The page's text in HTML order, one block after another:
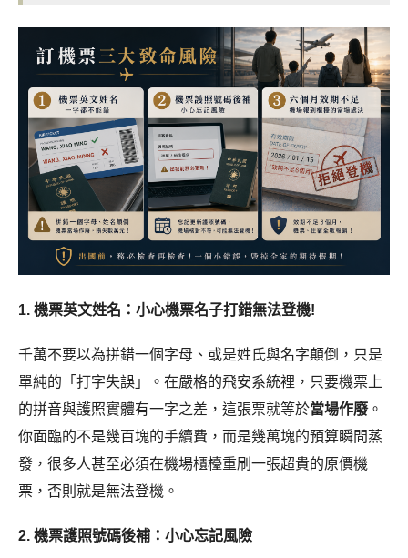
1. 機票英文姓名：小心機票名子打錯無法登機!
千萬不要以為拼錯一個字母、或是姓氏與名字顛倒，只是
單純的「打字失誤」。在嚴格的飛安系統裡，只要機票上
的拼音與護照實體有一字之差，這張票就等於當場作廢。
你面臨的不是幾百塊的手續費，而是幾萬塊的預算瞬間蒸
發，很多人甚至必須在機場櫃檯重刷一張超貴的原價機
票，否則就是無法登機。
2. 機票護照號碼後補：小心忘記風險